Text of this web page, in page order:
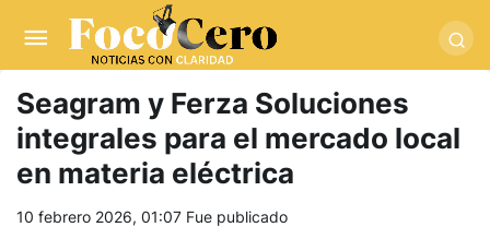
trwin giriş
masterbetting-palacebet1.com-
tlcasino giriş-betandyou-vbett34.com betovis34.net-
skyloftsbet
Seagram y Ferza Soluciones
integrales para el mercado local
en materia eléctrica
10 febrero 2026, 01:07 Fue publicado